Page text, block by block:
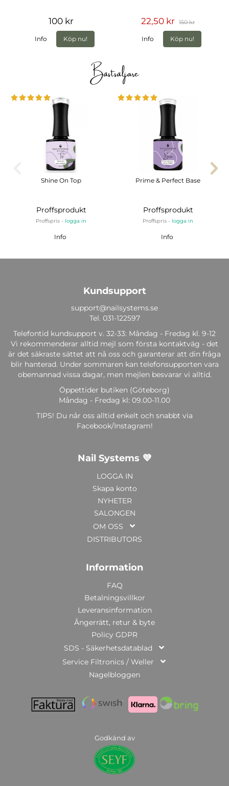
100 kr
Info Köp nu!
22,50 kr 150 kr
Info Köp nu!
Bästsäljare
Shine On Top
Proffsprodukt
Proffspris - logga in
Info
Prime & Perfect Base
Proffsprodukt
Proffspris - logga in
Info
Kundsupport
support@nailsystems.se
Tel. 031-122597
Telefontid kundsupport v. 32-33: Måndag - Fredag kl. 9-12
Vi rekommenderar alltid mejl som första kontaktväg - det
är det säkraste sättet att nå oss och garanterar att din fråga
blir hanterad. Under sommaren kan telefonsupporten vara
obemannad vissa dagar, men mejlen besvarar vi alltid.
Öppettider butiken (Göteborg)
Måndag - Fredag kl: 09.00-11.00
TIPS! Du når oss alltid enkelt och snabbt via
Facebook/Instagram!
Nail Systems 💜
LOGGA IN
Skapa konto
NYHETER
SALONGEN
OM OSS
DISTRIBUTORS
Information
FAQ
Betalningsvillkor
Leveransinformation
Ångerrätt, retur & byte
Policy GDPR
SDS - Säkerhetsdatablad
Service Filtronics / Weller
Nagelbloggen
Godkänd av